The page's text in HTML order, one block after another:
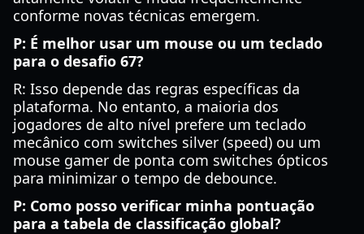
conforme novas técnicas emergem.
P: É melhor usar um mouse ou um teclado
para o desafio 67?
R: Isso depende das regras específicas da
plataforma. No entanto, a maioria dos
jogadores de alto nível prefere um teclado
mecânico com switches silver (speed) ou um
mouse gamer de ponta com switches ópticos
para minimizar o tempo de debounce.
P: Como posso verificar minha pontuação
para a tabela de classificação global?